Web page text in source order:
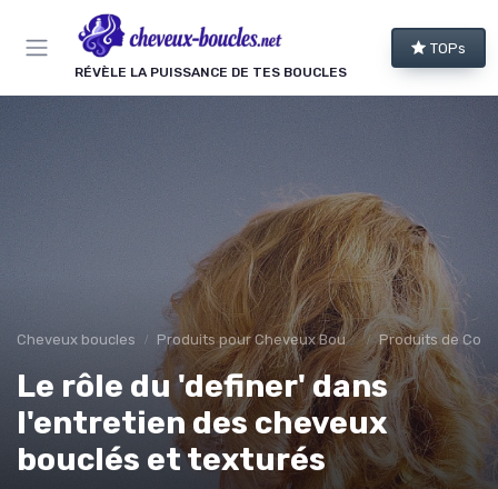
RÉVÈLE LA PUISSANCE DE TES BOUCLES
TOPs
Cheveux boucles Produits pour Cheveux Bouclés et Texturés Produits de
Le rôle du 'definer' dans
l'entretien des cheveux
bouclés et texturés
Panneau de gestion des cookies